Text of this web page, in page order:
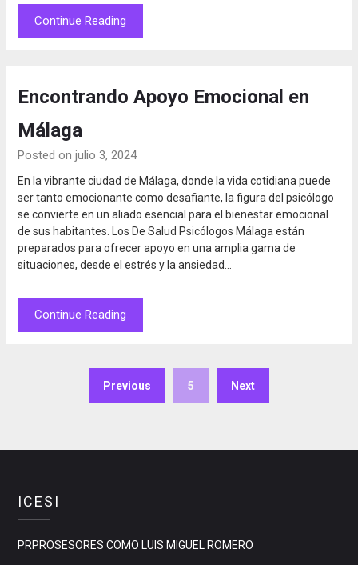
Continue Reading
Encontrando Apoyo Emocional en
Málaga
Posted on julio 3, 2024
En la vibrante ciudad de Málaga, donde la vida cotidiana puede
ser tanto emocionante como desafiante, la figura del psicólogo
se convierte en un aliado esencial para el bienestar emocional
de sus habitantes. Los De Salud Psicólogos Málaga están
preparados para ofrecer apoyo en una amplia gama de
situaciones, desde el estrés y la ansiedad…
Continue Reading
Previous 5 Next
ICESI
PRPROSESORES COMO LUIS MIGUEL ROMERO